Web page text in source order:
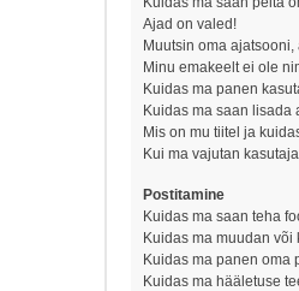
Ajad on valed!
Muutsin oma
Minu emakeelt ei ole
Kuidas ma panen
Kuidas ma saan lisada
Mis on mu tiitel ja
Kui ma vajutan
Postitamine
Kuidas ma saan teha
Kuidas ma muudan või
Kuidas ma panen oma
Kuidas ma hääletuse